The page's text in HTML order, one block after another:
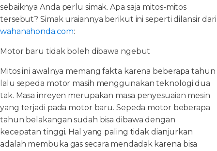
sebaiknya Anda perlu simak. Apa saja mitos-mitos
tersebut? Simak uraiannya berikut ini seperti dilansir dari
wahanahonda.com:
Motor baru tidak boleh dibawa ngebut
Mitos ini awalnya memang fakta karena beberapa tahun
lalu sepeda motor masih menggunakan teknologi dua
tak. Masa inreyen merupakan masa penyesuaian mesin
yang terjadi pada motor baru. Sepeda motor beberapa
tahun belakangan sudah bisa dibawa dengan
kecepatan tinggi. Hal yang paling tidak dianjurkan
adalah membuka gas secara mendadak karena bisa